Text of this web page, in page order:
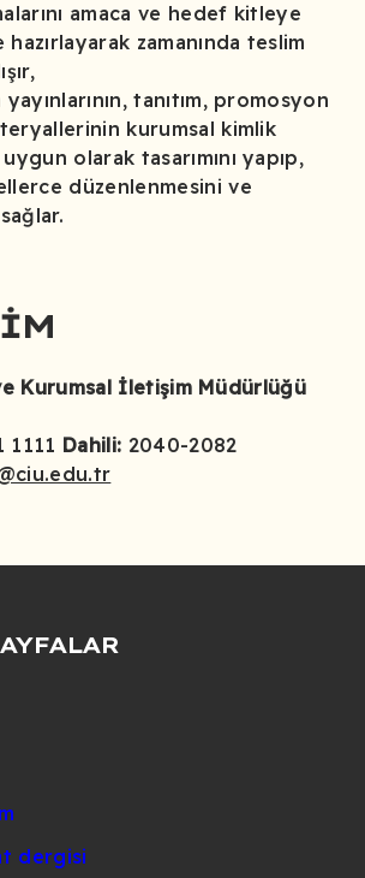
amaca ve hedef kitleye
zamanında teslim
tanıtım, promosyon
kurumsal kimlik
olarak tasarımını yapıp,
düzenlenmesini ve
Kurumsal İletişim Müdürlüğü
1111 Dahili: 2040-2082
dergisi